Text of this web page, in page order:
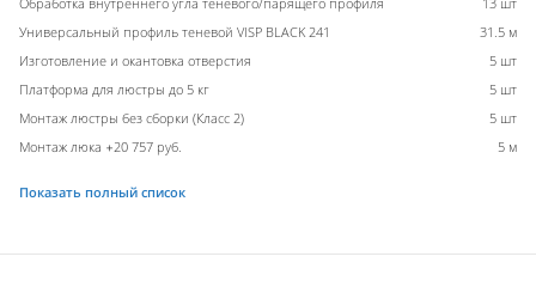
Универсальный профиль теневой VISP BLACK 241
31.5 м
Изготовление и окантовка отверстия
5 шт
Платформа для люстры до 5 кг
5 шт
Монтаж люстры без сборки (Класс 2)
5 шт
Монтаж люка +20 757 руб.
5 м
Показать полный список